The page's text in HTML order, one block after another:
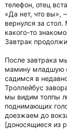
телефон, отец
«Да нет, что вы»,
вернулся за
какого-то
Завтрак
После завтрака
мамину младшую
садимся в
Троллейбус
мы видим толпы
поднимающих
доезжаем до
[доносящиеся из